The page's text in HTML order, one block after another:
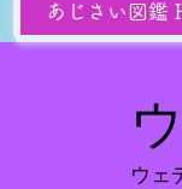
あじさい図鑑
ウェ